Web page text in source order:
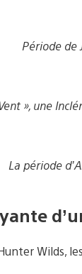
Période de
», une
La période
Wilds,